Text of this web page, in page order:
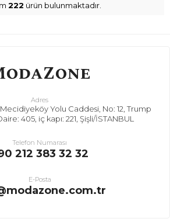
222 ürün bulunmaktadır.
Adres
Yolu Caddesi, No: 12, Trump
405, iç kapı: 221, Şişli/İSTANBUL
Telefon Numarası
212 383 32 32
E-Posta